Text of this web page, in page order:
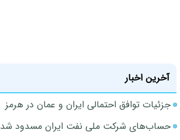
آخرین اخبار
جزئیات توافق احتمالی ایران و عمان در هرمز
حساب‌های شرکت ملی نفت ایران مسدود شد